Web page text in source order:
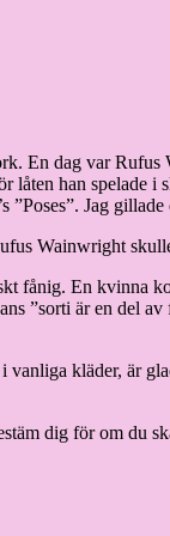
En dag var Rufus
låten han
Jag
Wainwright
fånig. En kvinna
”sorti är en del
kläder, är
dig för om du